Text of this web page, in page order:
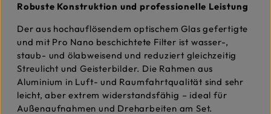
Robuste Konstruktion und professionelle Leistung
Der aus hochauflösendem optischem Glas gefertigte
und mit Pro Nano beschichtete Filter ist wasser-,
staub- und ölabweisend und reduziert gleichzeitig
Streulicht und Geisterbilder. Die Rahmen aus
Aluminium in Luft- und Raumfahrtqualität sind sehr
leicht, aber extrem widerstandsfähig – ideal für
Außenaufnahmen und Dreharbeiten am Set.